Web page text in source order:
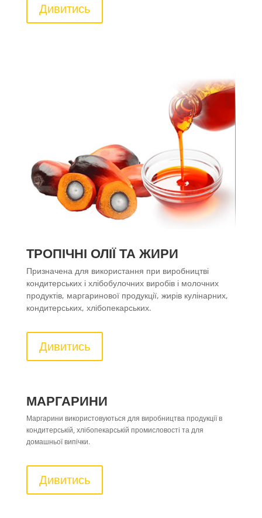
Дивитись
ТРОПІЧНІ ОЛІЇ ТА ЖИРИ
Призначена для використання при виробництві
кондитерських і хлібобулочних виробів і молочних
продуктів, маргаринової продукції, жирів кулінарних,
кондитерських, хлібопекарських.
Дивитись
МАРГАРИНИ
Маргарини використовуються для виробництва продукції в
кондитерській, хлібопекарській промисловості та для
домашньої випічки.
Дивитись